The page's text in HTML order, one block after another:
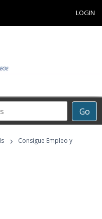
LOGIN
Go
›
Consigue Empleo y